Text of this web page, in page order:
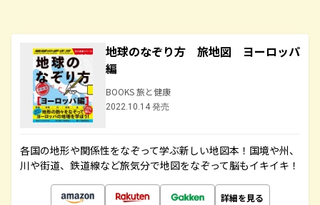
地球のなぞり方 旅地図 ヨーロッパ
編
BOOKS 旅と健康
2022.10.14 発売
各国の地形や関係性をなぞって学ぶ新しい地図本！国境や州、
川や街道、鉄道線など旅気分で地図をなぞって脳もイキイキ！
詳細を見る